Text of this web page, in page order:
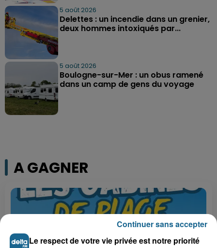
5 août 2026
Delettes : un incendie dans un grenier,
deux hommes intoxiqués par...
5 août 2026
Boulogne-sur-Mer : un obus ramené
dans un camp de gens du voyage
A GAGNER
Le respect de votre vie privée est notre priorité
Continuer sans accepter